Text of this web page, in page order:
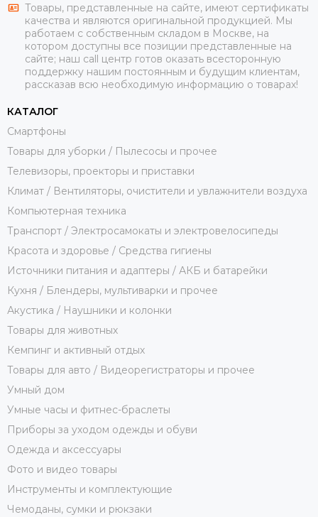
Товары, представленные на сайте, имеют сертификаты
качества и являются оригинальной продукцией. Мы
работаем с собственным складом в Москве, на
котором доступны все позиции представленные на
сайте; наш call центр готов оказать всесторонную
поддержку нашим постоянным и будущим клиентам,
рассказав всю необходимую информацию о товарах!
КАТАЛОГ
Смартфоны
Товары для уборки / Пылесосы и прочее
Телевизоры, проекторы и приставки
Климат / Вентиляторы, очистители и увлажнители воздуха
Компьютерная техника
Транспорт / Электросамокаты и электровелосипеды
Красота и здоровье / Средства гигиены
Источники питания и адаптеры / АКБ и батарейки
Кухня / Блендеры, мультиварки и прочее
Акустика / Наушники и колонки
Товары для животных
Кемпинг и активный отдых
Товары для авто / Видеорегистраторы и прочее
Умный дом
Умные часы и фитнес-браслеты
Приборы за уходом одежды и обуви
Одежда и аксессуары
Фото и видео товары
Инструменты и комплектующие
Чемоданы, сумки и рюкзаки